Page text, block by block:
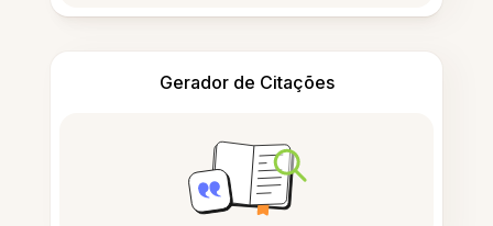
Gerador de Citações